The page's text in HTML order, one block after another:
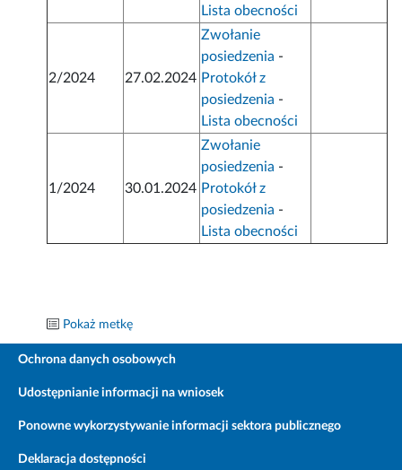
Lista obecności
2/2024 27.02.2024
Zwołanie
posiedzenia -
Protokół z
posiedzenia -
Lista obecności
1/2024 30.01.2024
Zwołanie
posiedzenia -
Protokół z
posiedzenia -
Lista obecności
Pokaż metkę
Ochrona danych osobowych
Udostępnianie informacji na wniosek
Ponowne wykorzystywanie informacji sektora publicznego
Deklaracja dostępności